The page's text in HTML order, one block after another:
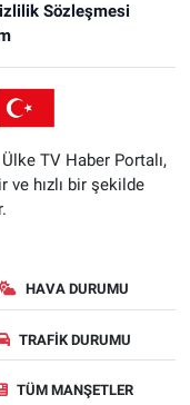
Sözleşmesi
TV Haber Portalı,
ve hızlı bir şekilde
HAVA DURUMU
TRAFIK DURUMU
TÜM MANŞETLER